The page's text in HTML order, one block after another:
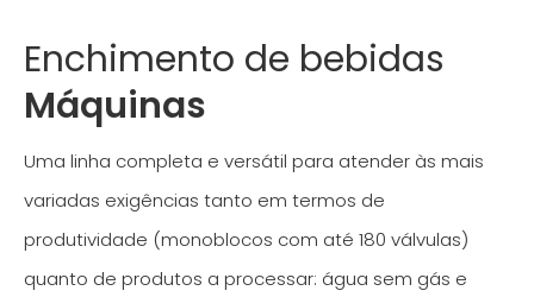
Enchimento de bebidas
Máquinas
Uma linha completa e versátil para atender às mais
variadas exigências tanto em termos de
produtividade (monoblocos com até 180 válvulas)
quanto de produtos a processar: água sem gás e